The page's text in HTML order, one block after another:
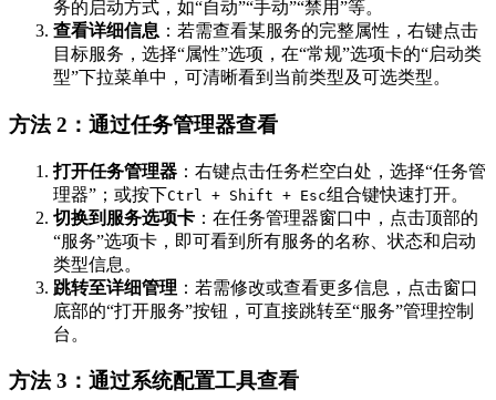
务的启动方式，如“自动”“手动”“禁用”等。
查看详细信息 ：若需查看某服务的完整属性，右键点击
目标服务，选择“属性”选项，在“常规”选项卡的“启动类
型”下拉菜单中，可清晰看到当前类型及可选类型。
方法 2：通过任务管理器查看
打开任务管理器 ：右键点击任务栏空白处，选择“任务管
理器”；或按下Ctrl + Shift + Esc组合键快速打开。
切换到服务选项卡 ：在任务管理器窗口中，点击顶部的
“服务”选项卡，即可看到所有服务的名称、状态和启动
类型信息。
跳转至详细管理 ：若需修改或查看更多信息，点击窗口
底部的“打开服务”按钮，可直接跳转至“服务”管理控制
台。
方法 3：通过系统配置工具查看